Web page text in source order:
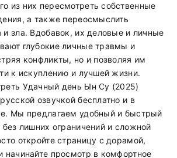
из них пересмотреть собственные
а также переосмыслить
зла. Вдобавок, их деловые и личные
глубокие личные травмы и
конфликты, но и позволяя им
к искуплению и лучшей жизни.
Удачный день Ын Су (2025)
озвучкой бесплатно и в
Мы предлагаем удобный и быстрый
без лишних ограничений и сложной
откройте страницу с дорамой,
начинайте просмотр в комфортное